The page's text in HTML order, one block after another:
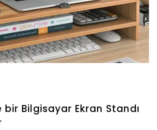
bir Bilgisayar Ekran Standı